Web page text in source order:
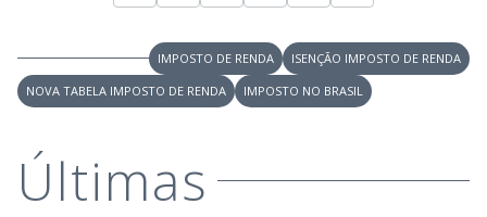
IMPOSTO DE RENDA
ISENÇÃO IMPOSTO DE RENDA
NOVA TABELA IMPOSTO DE RENDA
IMPOSTO NO BRASIL
Últimas